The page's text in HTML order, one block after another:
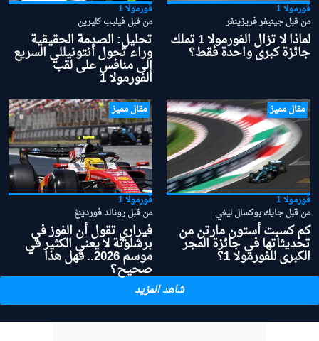
فورمولا 1
من قبل جينيفر فريزينغر
لماذا لا تزال الفورمولا 1 تملك
جائزة كبرى واحدة فقط؟
فورمولا 1
من قبل فيليب كليرين
تحليل: الصدمة الحقيقية
وراء تحول أنتونيللي السريع
إلى منافس على لقب
الفورمولا 1
مقال مميز
فورمولا 1
من قبل جايك بوكسال ليغي
كم كسبت أستون مارتن من
تحديثاتها في جائزة المجر
الكبرى للفورمولا 1؟
مقال مميز
فورمولا 1
من قبل رونالد فوردينغ
فيراري تقول أن الفوز في
برشلونة لا يعني الكثير في
موسم 2026.. فهل هذا
صحيح؟
شاهد المزيد